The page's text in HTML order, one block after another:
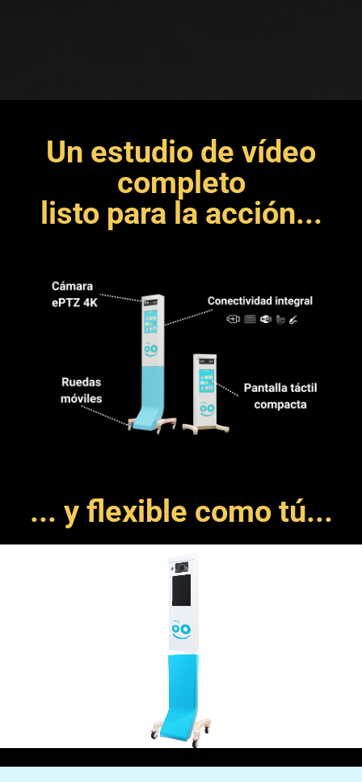
Un estudio de vídeo
completo
listo para la acción...
... y flexible como tú...